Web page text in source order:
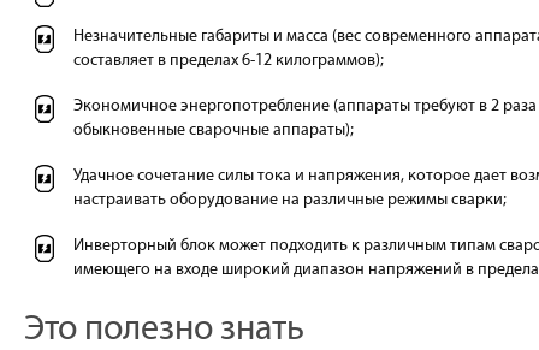
Незначительные габариты и масса (вес современного
составляет в пределах 6-12 килограммов);
Экономичное энергопотребление (аппараты требуют в 2
обыкновенные сварочные аппараты);
Удачное сочетание силы тока и напряжения, которое дает
настраивать оборудование на различные режимы сварки;
Инверторный блок может подходить к различным типам
имеющего на входе широкий диапазон напряжений в
Это полезно знать